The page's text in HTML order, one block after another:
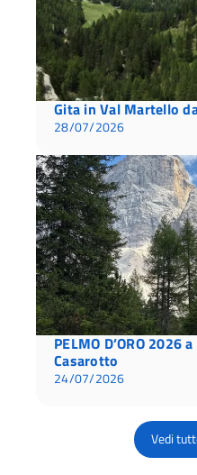
Gita in Val Martello
28/07/2026
PELMO D’ORO 2026
Casarotto
24/07/2026
Vedi